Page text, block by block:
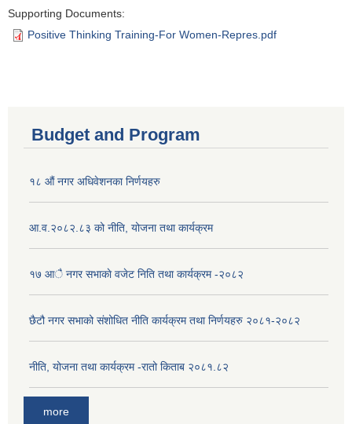
Supporting Documents:
Positive Thinking Training-For Women-Repres.pdf
Budget and Program
१८ औं नगर अधिवेशनका निर्णयहरु
आ.व.२०८२.८३ को नीति, योजना तथा कार्यक्रम
१७ आै नगर सभाकाे वजेट निति तथा कार्यक्रम -२०८२
छैटौ नगर सभाको संशोधित नीति कार्यक्रम तथा निर्णयहरु २०८१-२०८२
नीति, योजना तथा कार्यक्रम -रातो किताब २०८१.८२
more